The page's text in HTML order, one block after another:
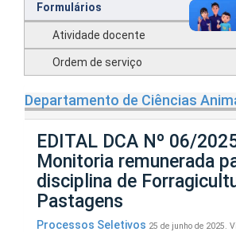
Formulários
Atividade docente
Ordem de serviço
Departamento de Ciências
EDITAL DCA Nº 06/
Monitoria remunerada
disciplina de
Pastagens
Processos Seletivos 25 de junho de 2025.